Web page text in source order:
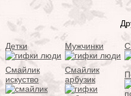
Детки Мужчинки
Смайлик
искуство
Смайлик
арбузик